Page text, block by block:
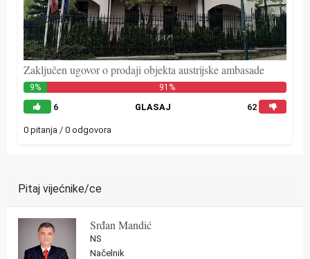
Zaključen ugovor o prodaji objekta austrijske ambasade
9% 91%
6 GLASAJ 62
0 pitanja / 0 odgovora
Pitaj vijećnike/ce
Srđan Mandić
NS
Načelnik